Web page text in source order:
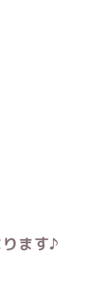
ます♪